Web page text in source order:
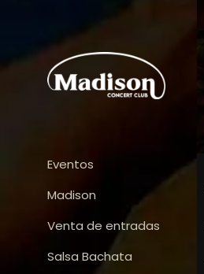
Eventos
Madison
Venta de entradas
Salsa Bachata